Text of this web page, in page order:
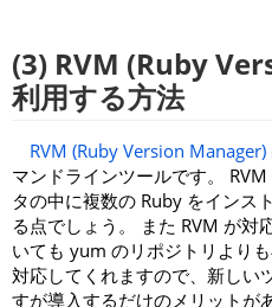
(3) RVM (Ruby
利用する方法
RVM (Ruby Version Manager)
マンドラインツールです。
タの中に複数の Ruby をインス
る点でしょう。 また RVM が対
いても yum のリポジトリより
対応してくれますので、新しい
すが導入するだけのメリットが